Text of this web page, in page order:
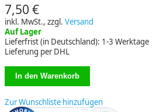
7,50 €
inkl. MwSt., zzgl. Versand
Auf Lager
Lieferfrist (in Deutschland): 1-3 Werktage
Lieferung per DHL
Zur Wunschliste hinzufügen